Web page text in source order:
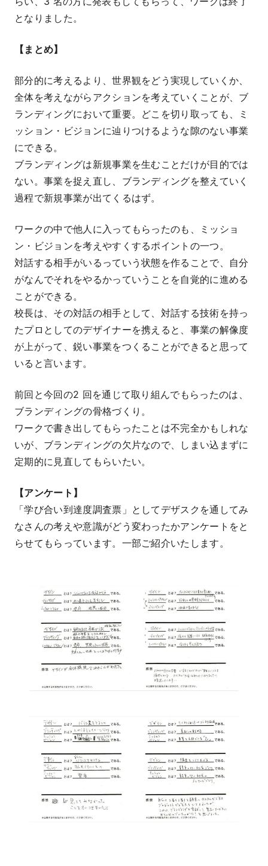
となりました。
【まとめ】
部分的に考えるより、世界観をどう実現していくか、
全体を考えながらアクションを考えていくことが、ブ
ランディングにおいて重要。どこを切り取っても、ミ
ッション・ビジョンに辿りつけるような隙のない事業
にできる。
ブランディングは新規事業を生むことだけが目的では
ない。事業を捉え直し、ブランディングを整えていく
過程で新規事業が出てくるはず。
ワークの中で他人に入ってもらったのも、ミッショ
ン・ビジョンを考えやすくするポイントの一つ。
対話する相手がいるっていう状態を作ることで、自分
がなんでそれをやるかっていうことを自覚的に進める
ことができる。
校長は、その対話の相手として、対話する技術を持っ
たプロとしてのデザイナーを携えると、事業の解像度
が上がって、鋭い事業をつくることができると思って
いると言います。
前回と今回の2 回を通じて取り組んでもらったのは、
ブランディングの骨格づくり。
ワークで書き出してもらったことは不完全かもしれな
いが、ブランディングの欠片なので、しまい込まずに
定期的に見直してもらいたい。
【アンケート】
「学び合い到達度調査票」としてデザスクを通してみ
なさんの考えや意識がどう変わったかアンケートをと
らせてもらっています。一部ご紹介いたします。